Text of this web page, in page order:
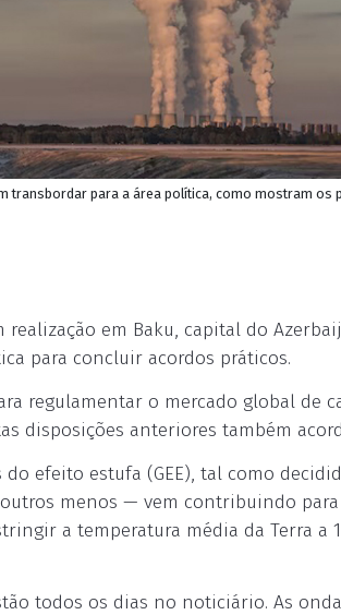
transbordar para a área política, como mostram os
realização em Baku, capital do
para concluir acordos práticos.
regulamentar o mercado global de
disposições anteriores também
efeito estufa (GEE), tal como
menos — vem contribuindo para
a temperatura média da Terra a
todos os dias no noticiário. As